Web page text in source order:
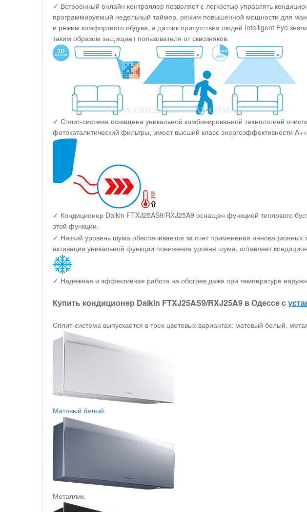
✓ Встроенный онлайн контроллер позволяет с легкостью управлять
программируемый недельный таймер, режим повышенной мощности для
и режим комфортного обдува, а датчик присутствия людей Intelligent Eye
таким образом защищает пользователя от сквозняков.
✓ Сплит-система оснащена уникальной комбинированной технологией
фотокаталитический фильтры, имеет высший класс энергоэффективности
✓ Кондиционер Daikin FTXJ25AS9/RXJ25A9 оснащен функцией теплового
этой функции.
✓ Низкий уровень шума обеспечивается за счет применения
активации уникальной функции понижения уровня шума, оставляет
✓ Надежная и эффективная работа на обогрев даже при температуре
Купить кондиционер Daikin FTXJ25AS9/RXJ25A9 в Одессе с
Сплит-система выпускается в трех цветовых вариантах: матовый белый,
Матовый белый.
Металлик.